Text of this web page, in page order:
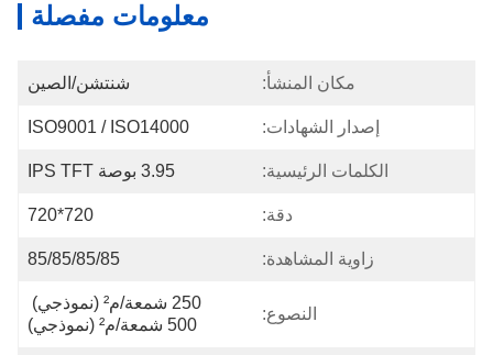
معلومات مفصلة
مكان المنشأ: شنتشن/الصين
إصدار الشهادات: ISO9001 / ISO14000
الكلمات الرئيسية: 3.95 بوصة IPS TFT
دقة: 720*720
زاوية المشاهدة: 85/85/85/85
النصوع:
500 شمعة/م² (نموذجي)